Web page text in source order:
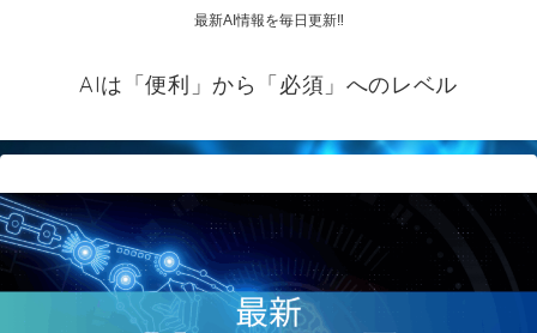
最新AI情報を毎日更新‼
AIは「便利」から「必須」へのレベル